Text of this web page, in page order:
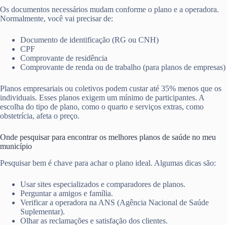
Os documentos necessários mudam conforme o plano e a operadora.
Normalmente, você vai precisar de:
Documento de identificação (RG ou CNH)
CPF
Comprovante de residência
Comprovante de renda ou de trabalho (para planos de empresas)
Planos empresariais ou coletivos podem custar até 35% menos que os
individuais. Esses planos exigem um mínimo de participantes. A
escolha do tipo de plano, como o quarto e serviços extras, como
obstetrícia, afeta o preço.
Onde pesquisar para encontrar os melhores planos de saúde no meu
município
Pesquisar bem é chave para achar o plano ideal. Algumas dicas são:
Usar sites especializados e comparadores de planos.
Perguntar a amigos e família.
Verificar a operadora na ANS (Agência Nacional de Saúde
Suplementar).
Olhar as reclamações e satisfação dos clientes.